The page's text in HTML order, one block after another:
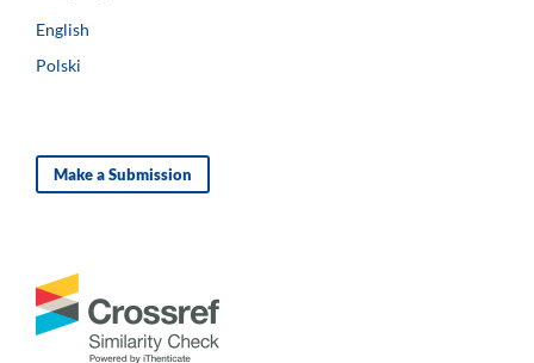
English
Polski
Make a Submission